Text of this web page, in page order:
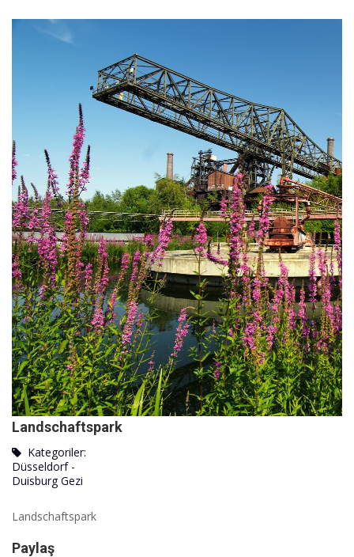
Landschaftspark
Kategoriler:
Düsseldorf -
Duisburg Gezi
Landschaftspark
Paylaş